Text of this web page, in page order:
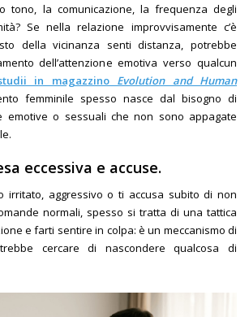
tono, la comunicazione, la frequenza degli
Se nella relazione improvvisamente c’è
della vicinanza senti distanza, potrebbe
dell’attenzione emotiva verso qualcun
in magazzino Evolution and Human
femminile spesso nasce dal bisogno di
emotive o sessuali che non sono appagate
eccessiva e accuse.
irritato, aggressivo o ti accusa subito di non
normali, spesso si tratta di una tattica
e farti sentire in colpa: è un meccanismo di
cercare di nascondere qualcosa di